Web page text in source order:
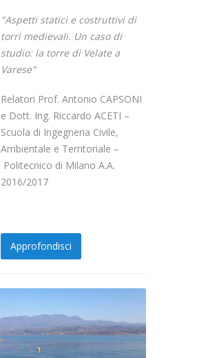
"Aspetti statici e costruttivi di
torri medievali. Un caso di
studio: la torre di Velate a
Varese"
Relatori Prof. Antonio CAPSONI
e Dott. Ing. Riccardo ACETI –
Scuola di Ingegneria Civile,
Ambientale e Territoriale –
Politecnico di Milano A.A.
2016/2017
Approfondisci